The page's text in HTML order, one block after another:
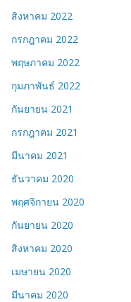
สิงหาคม 2022
กรกฎาคม 2022
พฤษภาคม 2022
กุมภาพันธ์ 2022
กันยายน 2021
กรกฎาคม 2021
มีนาคม 2021
ธันวาคม 2020
พฤศจิกายน 2020
กันยายน 2020
สิงหาคม 2020
เมษายน 2020
มีนาคม 2020